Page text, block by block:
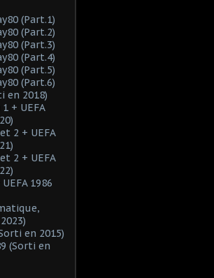
(Part.1)
(Part.2)
(Part.3)
(Part.4)
(Part.5)
(Part.6)
en 2018)
+ UEFA
2 + UEFA
2 + UEFA
1986
en 2015)
(Sorti en